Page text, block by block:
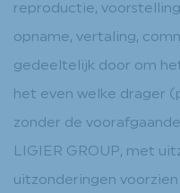
reproductie,
opname, vertaling,
gedeeltelijk door om
het even welke drager
zonder de
LIGIER GROUP, met
uitzonderingen